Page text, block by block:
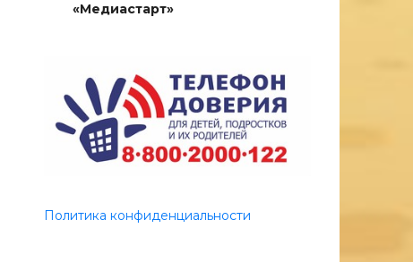
«Медиастарт»
Политика конфиденциальности